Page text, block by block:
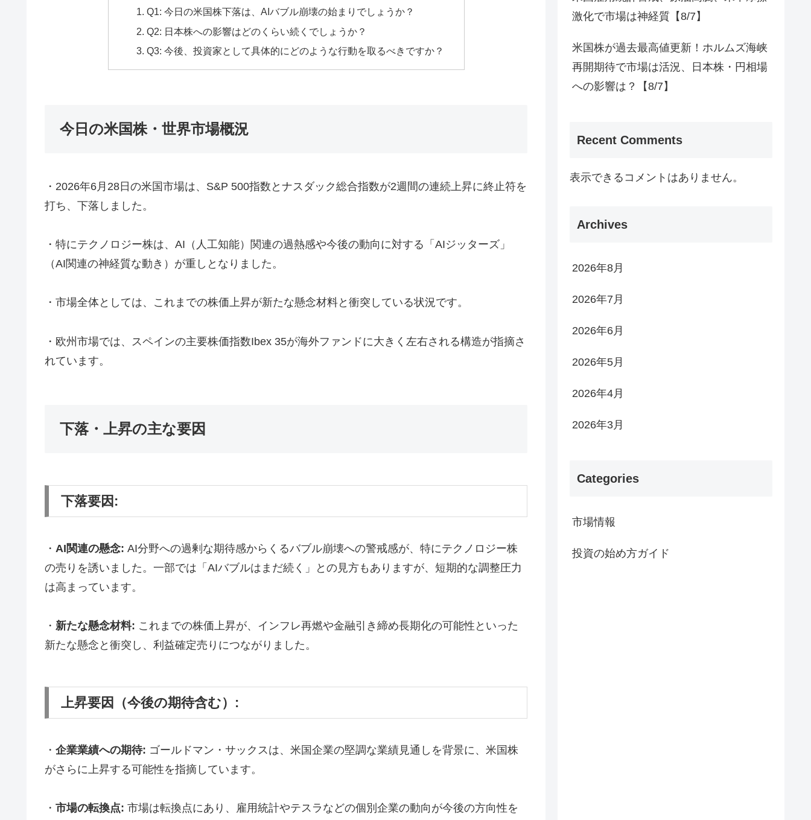
Q1: 今日の米国株下落は、AIバブル崩壊の始まりでしょうか？
Q2: 日本株への影響はどのくらい続くでしょうか？
Q3: 今後、投資家として具体的にどのような行動を取るべきですか？
今日の米国株・世界市場概況
・2026年6月28日の米国市場は、S&P 500指数とナスダック総合指数が2週間の連続上昇に終止符を
打ち、下落しました。
・特にテクノロジー株は、AI（人工知能）関連の過熱感や今後の動向に対する「AIジッターズ」
（AI関連の神経質な動き）が重しとなりました。
・市場全体としては、これまでの株価上昇が新たな懸念材料と衝突している状況です。
・欧州市場では、スペインの主要株価指数Ibex 35が海外ファンドに大きく左右される構造が指摘さ
れています。
下落・上昇の主な要因
下落要因:
・ AI関連の懸念: AI分野への過剰な期待感からくるバブル崩壊への警戒感が、特にテクノロジー株
の売りを誘いました。一部では「AIバブルはまだ続く」との見方もありますが、短期的な調整圧力
は高まっています。
・ 新たな懸念材料: これまでの株価上昇が、インフレ再燃や金融引き締め長期化の可能性といった
新たな懸念と衝突し、利益確定売りにつながりました。
上昇要因（今後の期待含む）:
・ 企業業績への期待: ゴールドマン・サックスは、米国企業の堅調な業績見通しを背景に、米国株
がさらに上昇する可能性を指摘しています。
・ 市場の転換点: 市場は転換点にあり、雇用統計やテスラなどの個別企業の動向が今後の方向性を
激化で市場は神経質【8/7】
米国株が過去最高値更新！ホルムズ海峡
再開期待で市場は活況、日本株・円相場
への影響は？【8/7】
Recent Comments
表示できるコメントはありません。
Archives
2026年8月
2026年7月
2026年6月
2026年5月
2026年4月
2026年3月
Categories
市場情報
投資の始め方ガイド